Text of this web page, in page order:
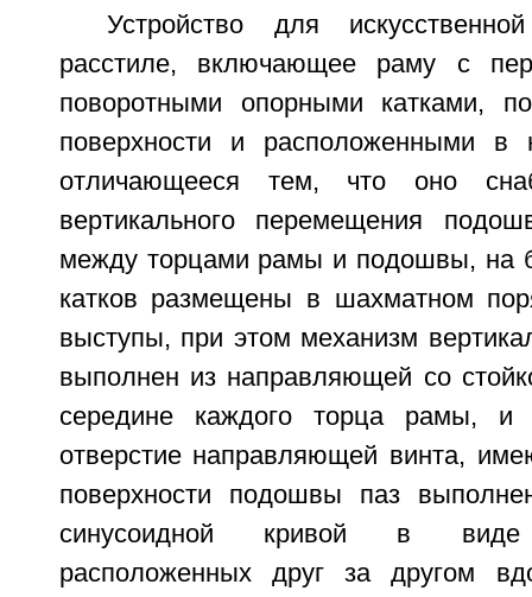
Устройство для
расстиле, включающее раму с
поворотными опорными катками,
поверхности и расположенными в
отличающееся тем, что оно
вертикального перемещения
между торцами рамы и подошвы, на
катков размещены в шахматном
выступы, при этом механизм
выполнен из направляющей со
середине каждого торца рамы,
отверстие направляющей винта,
поверхности подошвы паз
синусоидной кривой в виде
расположенных друг за другом